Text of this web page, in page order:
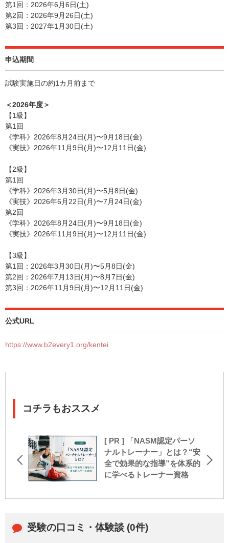
第1回：2026年6月6日(土)
第2回：2026年9月26日(土)
第3回：2027年1月30日(土)
申込期間
試験実施日の約1カ月前まで
＜2026年度＞
【1級】
第1回
《学科》2026年8月24日(月)〜9月18日(金)
《実技》2026年11月9日(月)〜12月11日(金)
【2級】
第1回
《学科》2026年3月30日(月)〜5月8日(金)
《実技》2026年6月22日(月)〜7月24日(金)
第2回
《学科》2026年8月24日(月)〜9月18日(金)
《実技》2026年11月9日(月)〜12月11日(金)
【3級】
第1回：2026年3月30日(月)〜5月8日(金)
第2回：2026年7月13日(月)〜8月7日(金)
第3回：2026年11月9日(月)〜12月11日(金)
公式URL
https://www.b2every1.org/kentei
コチラもおススメ
[ PR ] 「NASM認定パーソ
ナルトレーナー」とは？“安
全で効果的な指導”を体系的
に学べるトレーナー資格
受験の口コミ・体験談 (0件)